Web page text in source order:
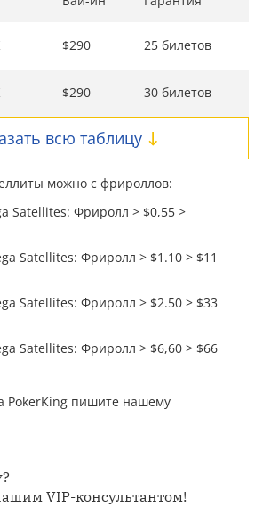
$290 25 билетов
$290 30 билетов
всю таблицу
можно с фрироллов:
Satellites: Фриролл > $0,55 >
Satellites: Фриролл > $1.10 > $11
Satellites: Фриролл > $2.50 > $33
Satellites: Фриролл > $6,60 > $66
PokerKing пишите нашему
VIP-консультантом!